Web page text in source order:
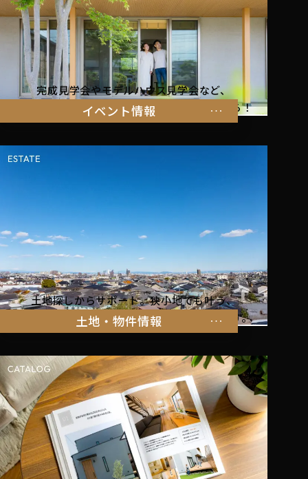
イベント情報
完成見学会やモデルハウス見学会など、
暮らしを体感できるイベント情報はこちらから！
土地・物件情報
土地探しからサポート。狭小地でも叶う、
家族の暮らしにぴったりな物件をご紹介します。